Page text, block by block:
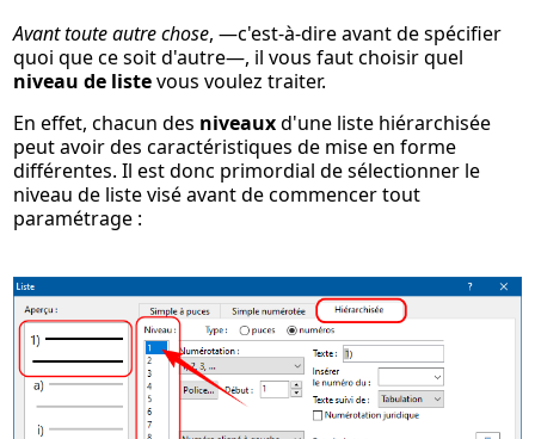
Avant toute autre chose, —c'est-à-dire avant de spécifier
quoi que ce soit d'autre—, il vous faut choisir quel
niveau de listevous voulez traiter.
En effet, chacun des niveauxd'une liste hiérarchisée
peut avoir des caractéristiques de mise en forme
différentes. Il est donc primordial de sélectionner le
niveau de liste visé avant de commencer tout
paramétrage :